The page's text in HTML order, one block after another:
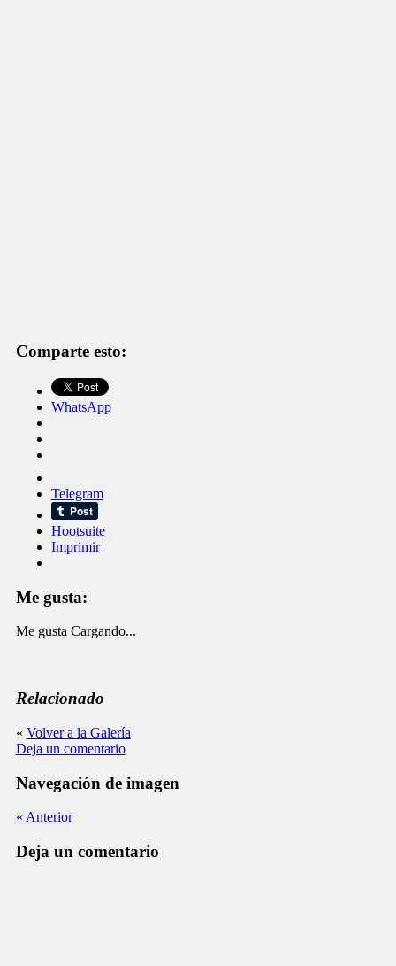
Comparte esto:
WhatsApp
Telegram
Hootsuite
Imprimir
Me gusta:
Me gusta Cargando...
Relacionado
« Volver a la Galería
Deja un comentario
Navegación de imagen
« Anterior
Deja un comentario